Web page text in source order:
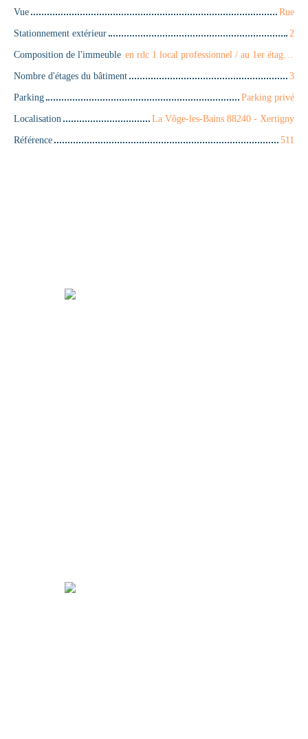
Vue
Rue
Stationnement extérieur
2
Composition de l'immeuble
en rdc 1 local professionnel / au 1er étage : un appartement de 65 m2 / au 2eme étage : 1 appartement de 50 m2 avec combles aménageables
Nombre d'étages du bâtiment
3
Parking
Parking privé
Localisation
La Vôge-les-Bains 88240 - Xertigny
Référence
511